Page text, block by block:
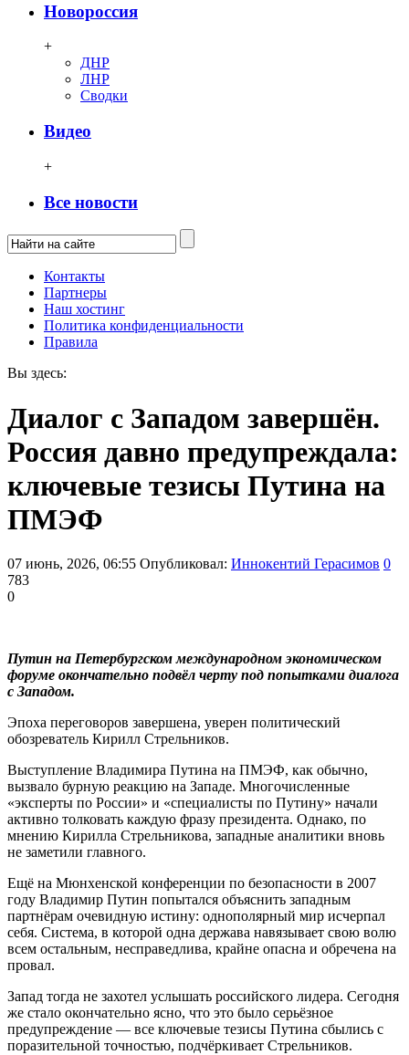
Новороссия
+
ДНР
ЛНР
Сводки
Видео
+
Все новости
Контакты
Партнеры
Наш хостинг
Политика конфиденциальности
Правила
Вы здесь:
Диалог с Западом завершён.
Россия давно предупреждала:
ключевые тезисы Путина на
ПМЭФ
07 июнь, 2026, 06:55 Опубликовал: Иннокентий Герасимов 0
783
0
Путин на Петербургском международном экономическом
форуме окончательно подвёл черту под попытками диалога
с Западом.
Эпоха переговоров завершена, уверен политический
обозреватель Кирилл Стрельников.
Выступление Владимира Путина на ПМЭФ, как обычно,
вызвало бурную реакцию на Западе. Многочисленные
«эксперты по России» и «специалисты по Путину» начали
активно толковать каждую фразу президента. Однако, по
мнению Кирилла Стрельникова, западные аналитики вновь
не заметили главного.
Ещё на Мюнхенской конференции по безопасности в 2007
году Владимир Путин попытался объяснить западным
партнёрам очевидную истину: однополярный мир исчерпал
себя. Система, в которой одна держава навязывает свою волю
всем остальным, несправедлива, крайне опасна и обречена на
провал.
Запад тогда не захотел услышать российского лидера. Сегодня
же стало окончательно ясно, что это было серьёзное
предупреждение — все ключевые тезисы Путина сбылись с
поразительной точностью, подчёркивает Стрельников.